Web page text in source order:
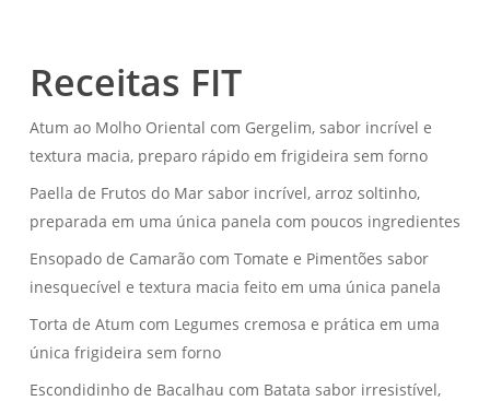
Receitas FIT
Atum ao Molho Oriental com Gergelim, sabor incrível e
textura macia, preparo rápido em frigideira sem forno
Paella de Frutos do Mar sabor incrível, arroz soltinho,
preparada em uma única panela com poucos ingredientes
Ensopado de Camarão com Tomate e Pimentões sabor
inesquecível e textura macia feito em uma única panela
Torta de Atum com Legumes cremosa e prática em uma
única frigideira sem forno
Escondidinho de Bacalhau com Batata sabor irresistível,